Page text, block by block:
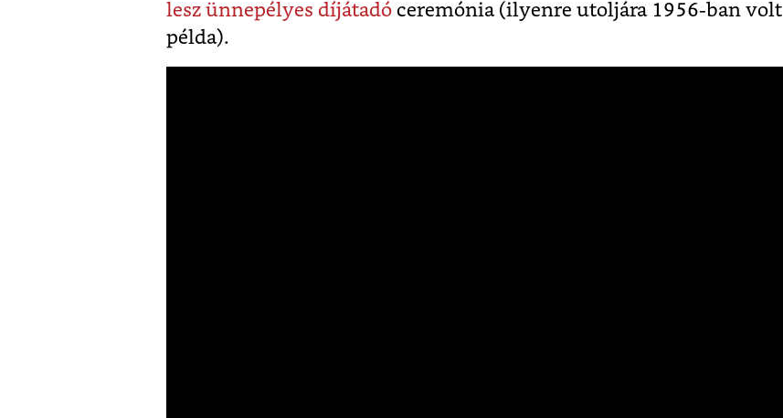
lesz ünnepélyes díjátadó ceremónia (ilyenre utoljára 1956-ban volt
példa).